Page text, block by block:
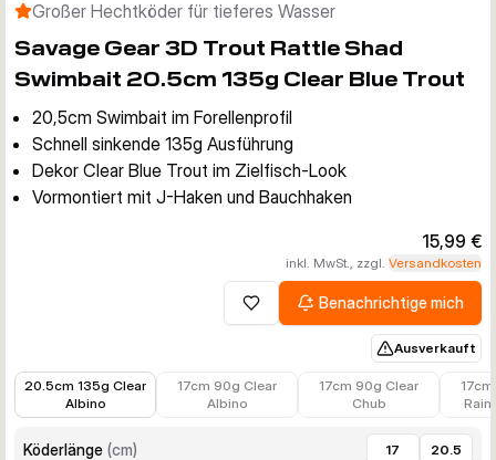
Großer Hechtköder für tieferes Wasser
Savage Gear 3D Trout Rattle Shad
Swimbait 20.5cm 135g Clear Blue Trout
20,5cm Swimbait im Forellenprofil
Schnell sinkende 135g Ausführung
Dekor Clear Blue Trout im Zielfisch-Look
Vormontiert mit J-Haken und Bauchhaken
15,99 €
inkl. MwSt., zzgl. Versandkosten
Zur Wunschliste hinzufügen
Benachrichtige mich
Ausverkauft
20.5cm 135g Clear
Albino
17cm 90g Clear
Albino
17cm 90g Clear
Chub
12,99
Köderlänge (cm) 17 20.5